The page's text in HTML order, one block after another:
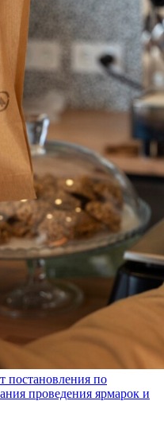
постановления по
проведения ярмарок и